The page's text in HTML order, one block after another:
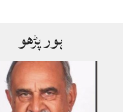
ہور پڑھو